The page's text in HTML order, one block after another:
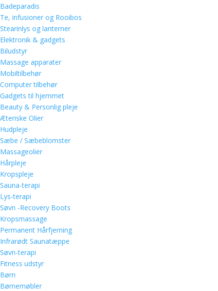
Badeparadis
Te, infusioner og Rooibos
Stearinlys og lanterner
Elektronik & gadgets
Biludstyr
Massage apparater
Mobiltilbehør
Computer tilbehør
Gadgets til hjemmet
Beauty & Personlig pleje
Æteriske Olier
Hudpleje
Sæbe / Sæbeblomster
Massageolier
Hårpleje
Kropspleje
Sauna-terapi
Lys-terapi
Søvn -Recovery Boots
Kropsmassage
Permanent Hårfjerning
Infrarødt Saunatæppe
Søvn-terapi
Fitness udstyr
Børn
Børnemøbler